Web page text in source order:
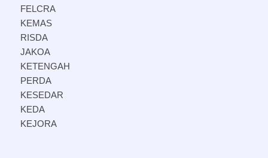
FELCRA
KEMAS
RISDA
JAKOA
KETENGAH
PERDA
KESEDAR
KEDA
KEJORA